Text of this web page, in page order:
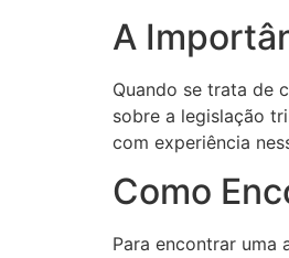
A
Quando se trata de
sobre a legislação
com experiência
Como
Para encontrar uma